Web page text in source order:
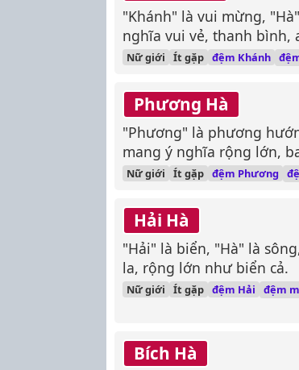
"Khánh" là vui mừng,
nghĩa vui vẻ, thanh bình,
Nữ giới Ít gặp đệm Khánh
Phương Hà
"Phương" là phương
mang ý nghĩa rộng lớn,
Nữ giới Ít gặp đệm Phương
Hải Hà
"Hải" là biển, "Hà" là
la, rộng lớn như biển cả.
Nữ giới Ít gặp đệm Hải đệm
Bích Hà